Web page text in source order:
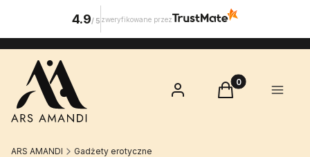
Zaloguj sięProdukty w
Koszyk Menu
ARS AMANDI Gadżety erotyczne
4.9/ 5 zweryfikowane przez